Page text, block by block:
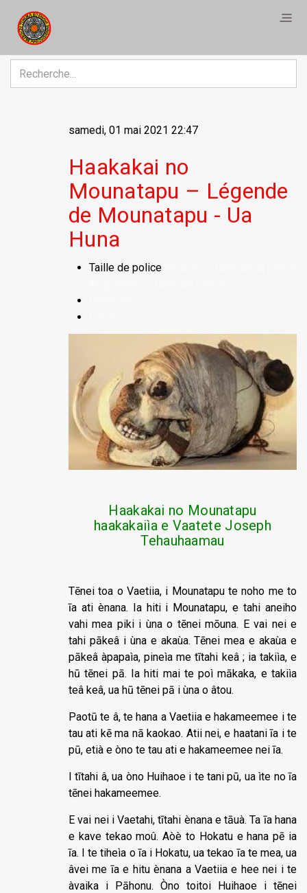
samedi, 01 mai 2021 22:47
Haakakai no
Mounatapu – Légende
de Mounatapu - Ua
Huna
Taille de police
Haakakai no Mounatapu
haakakaiìa e Vaatete Joseph
Tehauhaamau
Tēnei toa o Vaetiia, i Mounatapu te noho me to
īa ati ènana. Ia hiti i Mounatapu, e tahi aneiho
vahi mea piki i ùna o tēnei mōuna. E vai nei e
tahi pākeâ i ùna e akaùa. Tēnei mea e akaùa e
pākeâ àpapaìa, pineìa me tītahi keâ ; ia takiìa, e
hū tēnei pā. Ia hiti mai te poì mākaka, e takiìa
teâ keâ, ua hū tēnei pā i ùna o âtou.
Paotū te â, te hana a Vaetiia e hakameemee i te
tau ati kē ma nā kaokao. Atii nei, e haatani īa i te
pū, etià e òno te tau ati e hakameemee nei īa.
I tītahi â, ua òno Huihaoe i te tani pū, ua ìte no īa
tēnei hakameemee.
E vai nei i Vaetahi, tītahi ènana e tāuà. Ta īa hana
e kave tekao moû. Aòè to Hokatu e hana pē ia
īa. I te tiheìa o īa i Hokatu, ua tekao īa te mea, ua
âvei me īa e hitu ènana a Vaetiia e hee nei i te
àvaika i Pāhonu. Òno toitoi Huihaoe i tēnei